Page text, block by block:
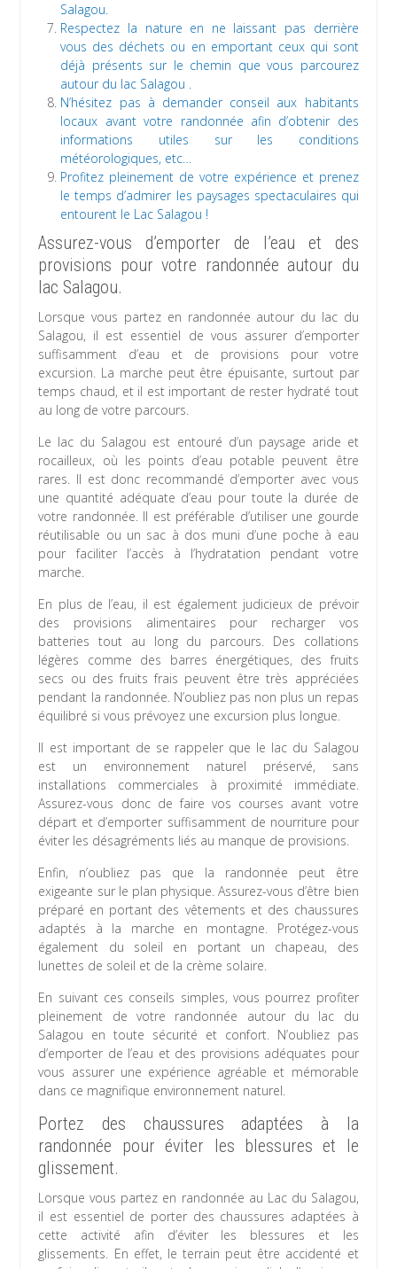
Salagou.
Respectez la nature en ne laissant pas derrière
vous des déchets ou en emportant ceux qui sont
déjà présents sur le chemin que vous parcourez
autour du lac Salagou .
N’hésitez pas à demander conseil aux habitants
locaux avant votre randonnée afin d’obtenir des
informations utiles sur les conditions
météorologiques, etc…
Profitez pleinement de votre expérience et prenez
le temps d’admirer les paysages spectaculaires qui
entourent le Lac Salagou !
Assurez-vous d’emporter de l’eau et des
provisions pour votre randonnée autour du
lac Salagou.
Lorsque vous partez en randonnée autour du lac du
Salagou, il est essentiel de vous assurer d’emporter
suffisamment d’eau et de provisions pour votre
excursion. La marche peut être épuisante, surtout par
temps chaud, et il est important de rester hydraté tout
au long de votre parcours.
Le lac du Salagou est entouré d’un paysage aride et
rocailleux, où les points d’eau potable peuvent être
rares. Il est donc recommandé d’emporter avec vous
une quantité adéquate d’eau pour toute la durée de
votre randonnée. Il est préférable d’utiliser une gourde
réutilisable ou un sac à dos muni d’une poche à eau
pour faciliter l’accès à l’hydratation pendant votre
marche.
En plus de l’eau, il est également judicieux de prévoir
des provisions alimentaires pour recharger vos
batteries tout au long du parcours. Des collations
légères comme des barres énergétiques, des fruits
secs ou des fruits frais peuvent être très appréciées
pendant la randonnée. N’oubliez pas non plus un repas
équilibré si vous prévoyez une excursion plus longue.
Il est important de se rappeler que le lac du Salagou
est un environnement naturel préservé, sans
installations commerciales à proximité immédiate.
Assurez-vous donc de faire vos courses avant votre
départ et d’emporter suffisamment de nourriture pour
éviter les désagréments liés au manque de provisions.
Enfin, n’oubliez pas que la randonnée peut être
exigeante sur le plan physique. Assurez-vous d’être bien
préparé en portant des vêtements et des chaussures
adaptés à la marche en montagne. Protégez-vous
également du soleil en portant un chapeau, des
lunettes de soleil et de la crème solaire.
En suivant ces conseils simples, vous pourrez profiter
pleinement de votre randonnée autour du lac du
Salagou en toute sécurité et confort. N’oubliez pas
d’emporter de l’eau et des provisions adéquates pour
vous assurer une expérience agréable et mémorable
dans ce magnifique environnement naturel.
Portez des chaussures adaptées à la
randonnée pour éviter les blessures et le
glissement.
Lorsque vous partez en randonnée au Lac du Salagou,
il est essentiel de porter des chaussures adaptées à
cette activité afin d’éviter les blessures et les
glissements. En effet, le terrain peut être accidenté et